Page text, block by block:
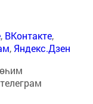
, ВКонтакте,
, Яндекс.Дзен
телеграм